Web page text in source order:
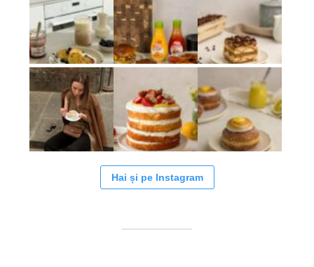
Hai și pe Instagram